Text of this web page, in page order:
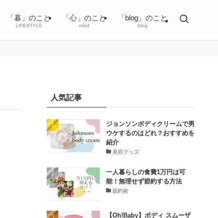
「暮」のこと
LIFESTYLE
「心」のこと
mind
「blog」のこと
blog
人気記事
ジョンソンボディクリームで男
ウケするのはどれ？おすすめを
紹介
美容グッズ
一人暮らしの食費1万円は可
能！無理せず節約する方法
節約術
【Oh!Baby】ボディ スムーザ